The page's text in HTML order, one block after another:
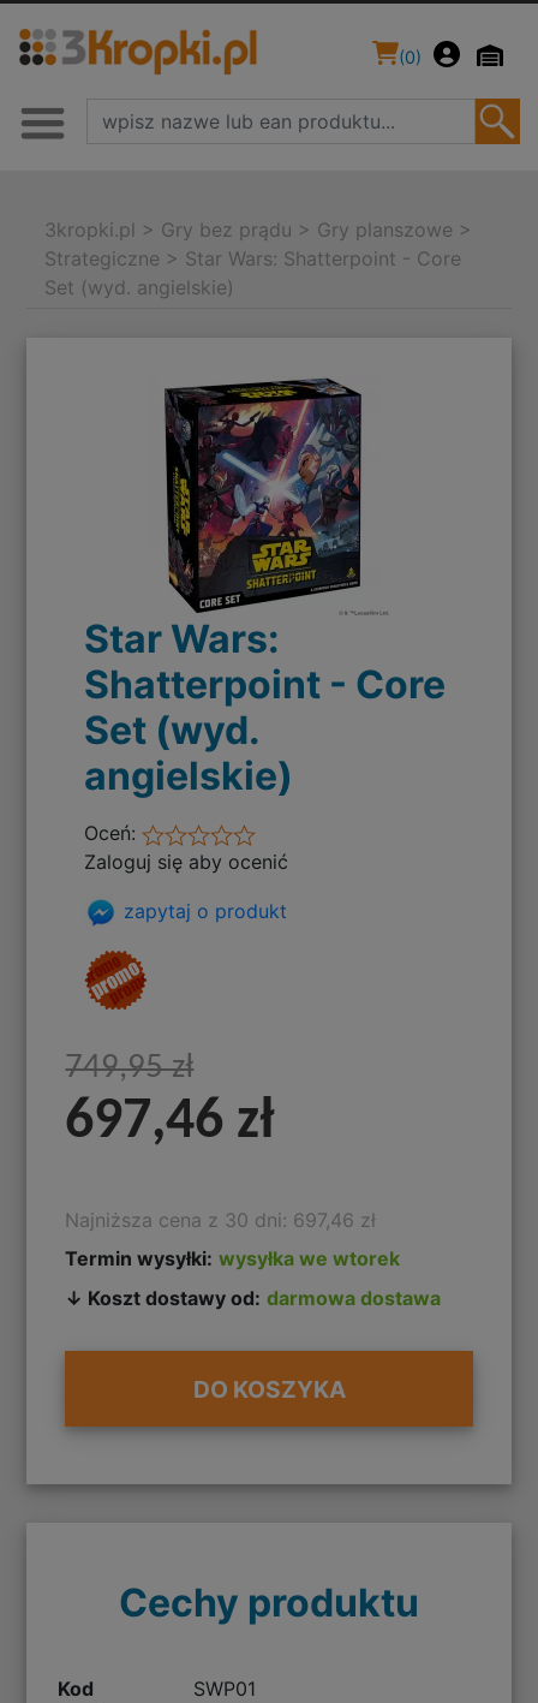
(0)
3kropki.pl > Gry bez prądu > Gry planszowe >
Strategiczne > Star Wars: Shatterpoint - Core
Set (wyd. angielskie)
Star Wars:
Shatterpoint - Core
Set (wyd.
angielskie)
Oceń:
Zaloguj się aby ocenić
zapytaj o produkt
749,95 zł
697,46 zł
Najniższa cena z 30 dni: 697,46 zł
Termin wysyłki: wysyłka we wtorek
↓ Koszt dostawy od: darmowa dostawa
DO KOSZYKA
Cechy produktu
Kod
SWP01